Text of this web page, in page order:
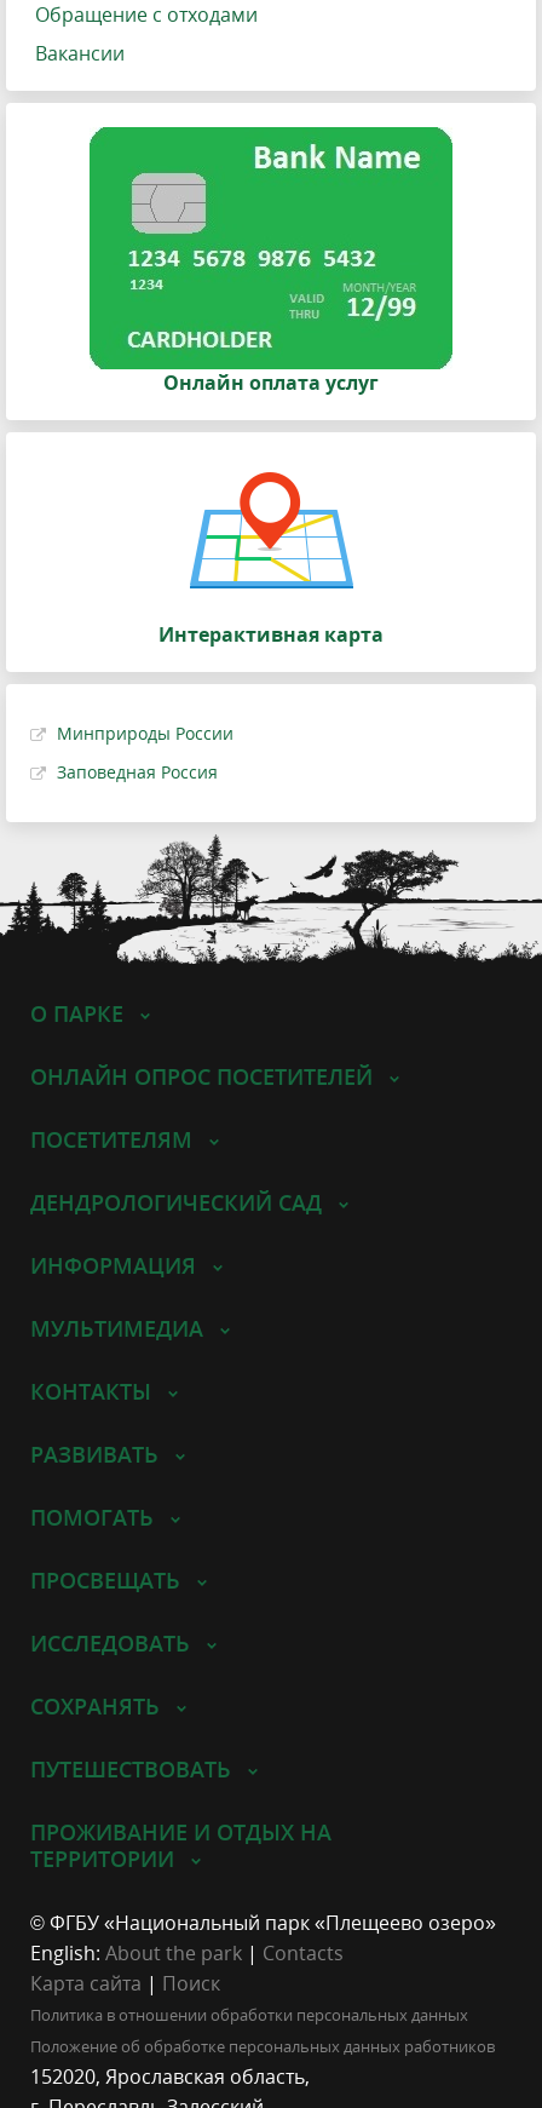
Обращение с отходами
Вакансии
Онлайн оплата услуг
Интерактивная карта
Минприроды России
Заповедная Россия
О ПАРКЕ
ОНЛАЙН ОПРОС ПОСЕТИТЕЛЕЙ
ПОСЕТИТЕЛЯМ
ДЕНДРОЛОГИЧЕСКИЙ САД
ИНФОРМАЦИЯ
МУЛЬТИМЕДИА
КОНТАКТЫ
РАЗВИВАТЬ
ПОМОГАТЬ
ПРОСВЕЩАТЬ
ИССЛЕДОВАТЬ
СОХРАНЯТЬ
ПУТЕШЕСТВОВАТЬ
ПРОЖИВАНИЕ И ОТДЫХ НА
ТЕРРИТОРИИ
© ФГБУ «Национальный парк «Плещеево озеро»
English: About the park | Contacts
Карта сайта | Поиск
Политика в отношении обработки персональных данных
Положение об обработке персональных данных работников
152020, Ярославская область,